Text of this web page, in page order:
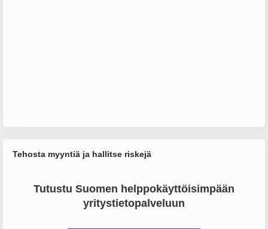
Tehosta myyntiä ja hallitse riskejä
Tutustu Suomen helppokäyttöisimpään
yritystietopalveluun